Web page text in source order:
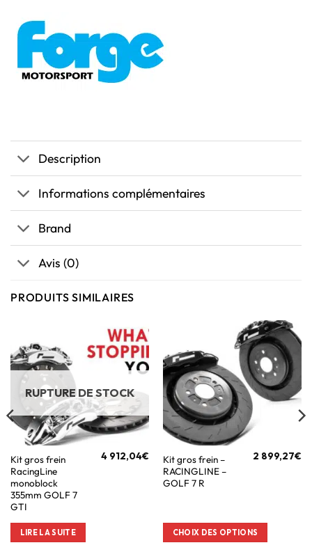
Description
Informations complémentaires
Brand
Avis (0)
PRODUITS SIMILAIRES
RUPTURE DE STOCK
Kit gros frein
RacingLine
monoblock
355mm GOLF 7
GTI
4 912,04€
LIRE LA SUITE
Kit gros frein –
RACINGLINE –
GOLF 7 R
2 899,27€
CHOIX DES OPTIONS